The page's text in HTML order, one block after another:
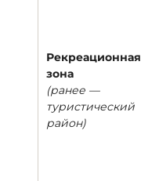
Рекреационная
зона
(ранее —
туристический
район)